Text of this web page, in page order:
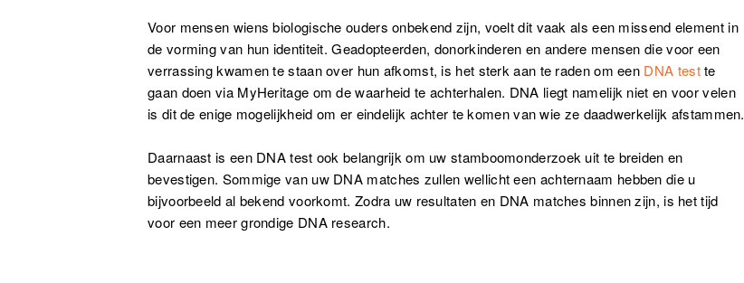
Voor mensen wiens biologische ouders onbekend zijn, voelt dit vaak als een missend element in
de vorming van hun identiteit. Geadopteerden, donorkinderen en andere mensen die voor een
verrassing kwamen te staan over hun afkomst, is het sterk aan te raden om een DNA testte
gaan doen via MyHeritage om de waarheid te achterhalen. DNA liegt namelijk niet en voor velen
is dit de enige mogelijkheid om er eindelijk achter te komen van wie ze daadwerkelijk afstammen.
Daarnaast is een DNA test ook belangrijk om uw stamboomonderzoek uit te breiden en
bevestigen. Sommige van uw DNA matches zullen wellicht een achternaam hebben die u
bijvoorbeeld al bekend voorkomt. Zodra uw resultaten en DNA matches binnen zijn, is het tijd
voor een meer grondige DNA research.